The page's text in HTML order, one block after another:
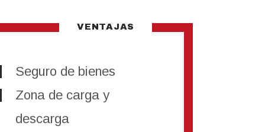
VENTAJAS
Seguro de bienes
Zona de carga y
descarga